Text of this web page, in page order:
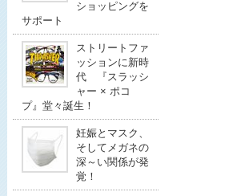
ショッピングを
サポート
ストリートファ
ッションに新時
代 『スラッシ
ャー × ポコ
プ』堂々誕生！
妊娠とマスク、
そしてメガネの
深～い関係が発
覚！